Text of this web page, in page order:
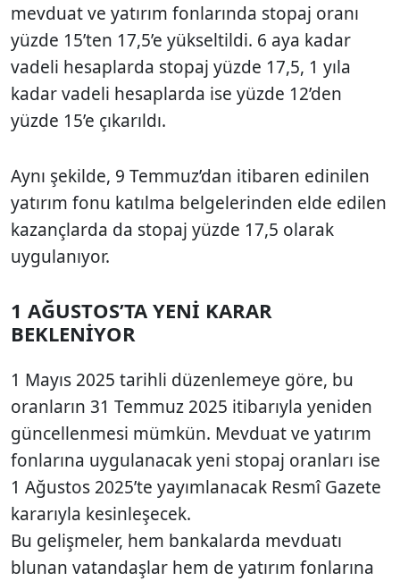
mevduat ve yatırım fonlarında stopaj oranı
yüzde 15’ten 17,5’e yükseltildi. 6 aya kadar
vadeli hesaplarda stopaj yüzde 17,5, 1 yıla
kadar vadeli hesaplarda ise yüzde 12’den
yüzde 15’e çıkarıldı.
Aynı şekilde, 9 Temmuz’dan itibaren edinilen
yatırım fonu katılma belgelerinden elde edilen
kazançlarda da stopaj yüzde 17,5 olarak
uygulanıyor.
1 AĞUSTOS’TA YENİ KARAR
BEKLENİYOR
1 Mayıs 2025 tarihli düzenlemeye göre, bu
oranların 31 Temmuz 2025 itibarıyla yeniden
güncellenmesi mümkün. Mevduat ve yatırım
fonlarına uygulanacak yeni stopaj oranları ise
1 Ağustos 2025’te yayımlanacak Resmî Gazete
kararıyla kesinleşecek.
Bu gelişmeler, hem bankalarda mevduatı
blunan vatandaşlar hem de yatırım fonlarına